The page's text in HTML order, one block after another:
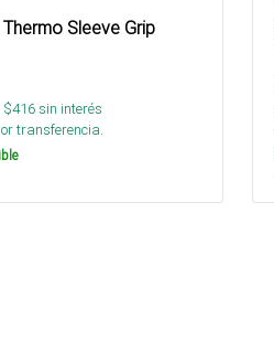
Sleeve Grip
$416sin interés
transferencia.